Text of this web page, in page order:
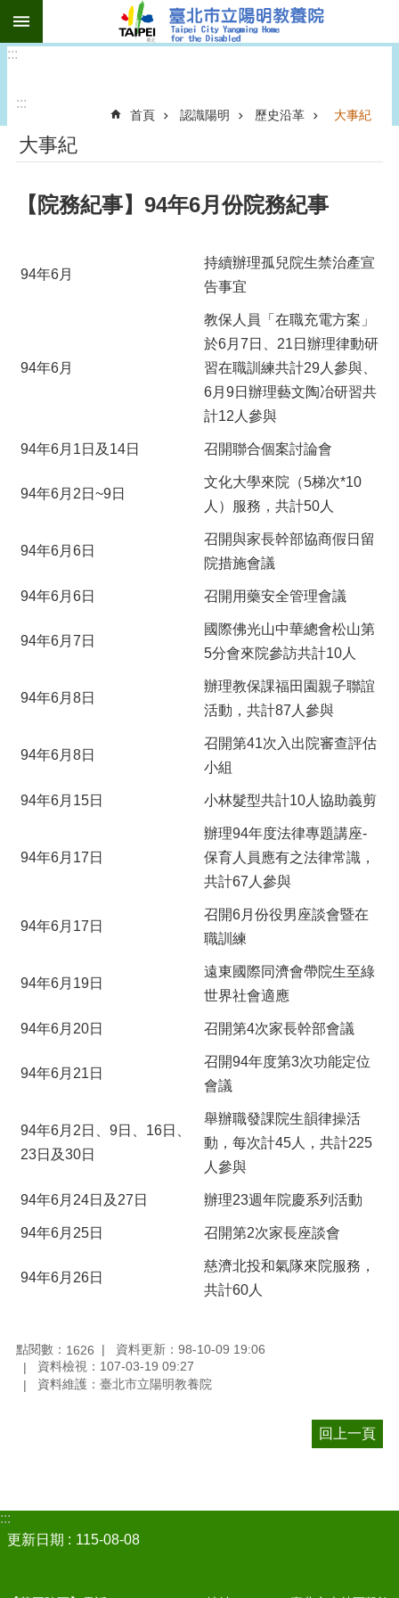
跳到主要內容區塊
:::
:::
首頁 認識陽明 歷史沿革 大事紀
大事紀
【院務紀事】94年6月份院務紀事
94年6月
持續辦理孤兒院生禁治產宣
告事宜
94年6月
教保人員「在職充電方案」
於6月7日、21日辦理律動研
習在職訓練共計29人參與、
6月9日辦理藝文陶冶研習共
計12人參與
94年6月1日及14日 召開聯合個案討論會
94年6月2日~9日
文化大學來院（5梯次*10
人）服務，共計50人
94年6月6日
召開與家長幹部協商假日留
院措施會議
94年6月6日 召開用藥安全管理會議
94年6月7日
國際佛光山中華總會松山第
5分會來院參訪共計10人
94年6月8日
辦理教保課福田園親子聯誼
活動，共計87人參與
94年6月8日
召開第41次入出院審查評估
小組
94年6月15日 小林髮型共計10人協助義剪
94年6月17日
辦理94年度法律專題講座-
保育人員應有之法律常識，
共計67人參與
94年6月17日
召開6月份役男座談會暨在
職訓練
94年6月19日
遠東國際同濟會帶院生至綠
世界社會適應
94年6月20日 召開第4次家長幹部會議
94年6月21日
召開94年度第3次功能定位
會議
94年6月2日、9日、16日、
23日及30日
舉辦職發課院生韻律操活
動，每次計45人，共計225
人參與
94年6月24日及27日 辦理23週年院慶系列活動
94年6月25日 召開第2次家長座談會
94年6月26日
慈濟北投和氣隊來院服務，
共計60人
點閱數： 1626
資料更新：98-10-09 19:06
資料檢視：107-03-19 09:27
資料維護：臺北市立陽明教養院
回上一頁
:::
更新日期
115-08-08